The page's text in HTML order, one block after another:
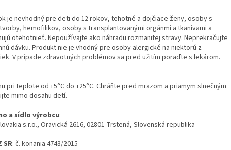
je nevhodný pre deti do 12 rokov, tehotné a dojčiace ženy, osoby s
hemofilikov, osoby s transplantovanými orgánmi a tkanivami a
otehotnieť. Nepoužívajte ako náhradu rozmanitej stravy. Neprekračujte
dávku. Produkt nie je vhodný pre osoby alergické na niektorú z
V prípade zdravotných problémov sa pred užitím poraďte s lekárom.
pri teplote od +5°C do +25°C. Chráňte pred mrazom a priamym slnečným
mimo dosahu detí.
a sídlo výrobcu:
s.r.o., Oravická 2616, 02801 Trstená, Slovenská republika
SR: č. konania 4743/2015